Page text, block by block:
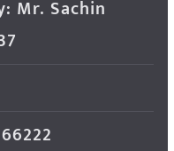
Mr. Sachin